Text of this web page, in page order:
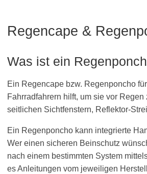
Regencape &
Was ist ein
Ein Regencape bzw. Regenponcho
Fahrradfahrern hilft, um sie vor
seitlichen Sichtfenstern, Reflektor-
Ein Regenponcho kann integrierte
Wer einen sicheren Beinschutz
nach einem bestimmten System
es Anleitungen vom jeweiligen